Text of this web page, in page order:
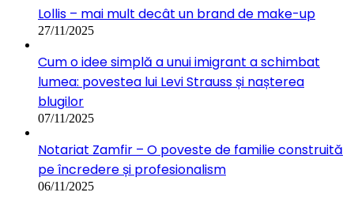
Lollis – mai mult decât un brand de make-up
27/11/2025
Cum o idee simplă a unui imigrant a schimbat
lumea: povestea lui Levi Strauss și nașterea
blugilor
07/11/2025
Notariat Zamfir – O poveste de familie construită
pe încredere și profesionalism
06/11/2025